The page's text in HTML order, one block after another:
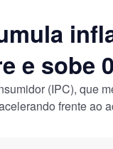
e sobe
(IPC), que
frente ao